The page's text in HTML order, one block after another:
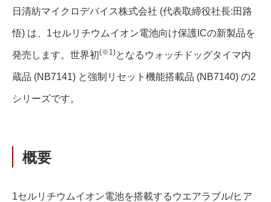
日清紡マイクロデバイス株式会社 (代表取締役社⾧:田路
悟) は、1セルリチウムイオン電池向け保護ICの新製品を
発売します。世界初(※1)となるウォッチドッグタイマ内
蔵品 (NB7141) と強制リセット機能搭載品 (NB7140) の2
シリーズです。
概要
1セルリチウムイオン電池を搭載するウエアラブル/ヒア